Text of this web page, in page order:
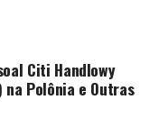
Citi Handlowy
na Polônia e Outras